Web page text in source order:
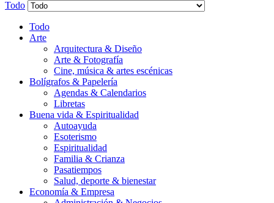
Todo
Todo
Arte
Arquitectura & Diseño
Arte & Fotografía
Cine, música & artes escénicas
Bolígrafos & Papelería
Agendas & Calendarios
Libretas
Buena vida & Espiritualidad
Autoayuda
Esoterismo
Espiritualidad
Familia & Crianza
Pasatiempos
Salud, deporte & bienestar
Economía & Empresa